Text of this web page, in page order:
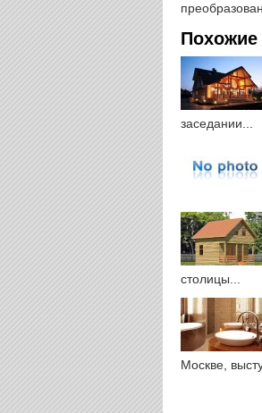
заседании...
столицы...
Москве,